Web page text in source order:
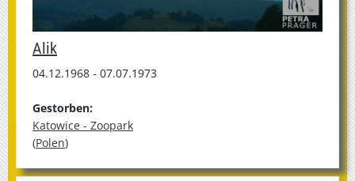
Alik
04.12.1968 - 07.07.1973
Gestorben:
Katowice - Zoopark
(Polen)